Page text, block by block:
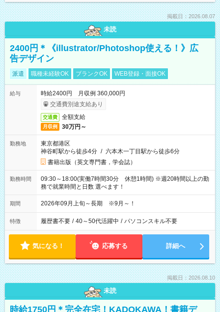
掲載日：2026.08.07
未読
2400円＊《illustrator/Photoshop使える！》広
告デザイン
派遣 職種未経験OK ブランクOK WEB登録・面接OK
給与
時給2400円 月収例 360,000円
交通費別途支給あり
交通費 全額支給
月収例 30万円～
勤務地
東京都港区
神谷町駅から徒歩4分 / 六本木一丁目駅から徒歩6分
書籍出版（英文専門書，学会誌）
勤務時間
09:30～18:00(実働7時間30分 休憩1時間) ※週20時間以上の勤
務で就業時間と日数 選べます！
期間 2026年09月上旬～長期 ※9月～！
特徴 履歴書不要 / 40～50代活躍中 / パソコンスキル不要
気になる！ 応募する 詳細へ
掲載日：2026.08.10
未読
時給1750円＊完全在宅！KADOKAWA！書籍デ